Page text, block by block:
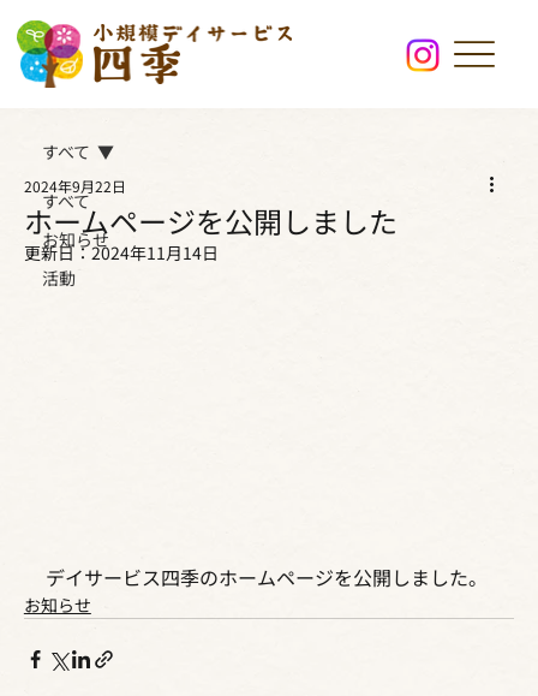
すべて
お知らせ
活動
すべて
ホームページを公開しました
2024年9月22日
更新日：2024年11月14日
デイサービス四季のホームページを公開しました。
お知らせ